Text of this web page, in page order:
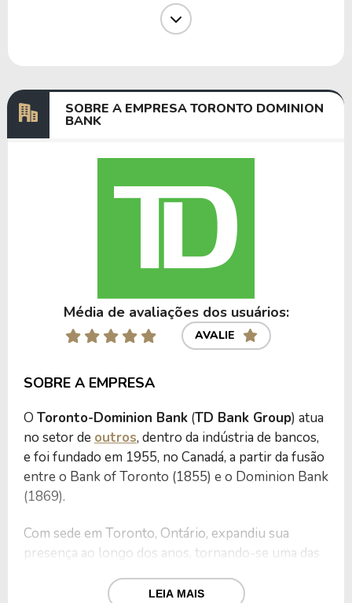
09/10/2024
SOBRE A EMPRESA TORONTO DOMINION
BANK
Média de avaliações dos usuários:
AVALIE
SOBRE A EMPRESA
O Toronto-Dominion Bank (TD Bank Group) atua
no setor de outros, dentro da indústria de bancos,
e foi fundado em 1955, no Canadá, a partir da fusão
entre o Bank of Toronto (1855) e o Dominion Bank
(1869).
Com sede em Toronto, Ontário, expandiu sua
presença ao longo dos anos, tornando-se uma das
A instituição oferece uma ampla gama
LEIA MAIS